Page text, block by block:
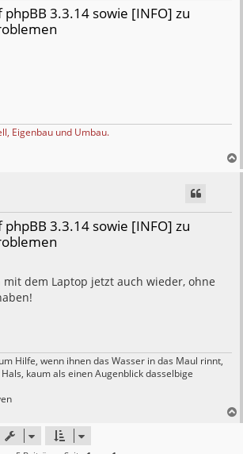
phpBB 3.3.14 sowie [INFO] zu
Eigenbau und Umbau.
phpBB 3.3.14 sowie [INFO] zu
dem Laptop jetzt auch wieder, ohne
Hilfe, wenn ihnen das Wasser in das Maul rinnt,
kaum als einen Augenblick dasselbige